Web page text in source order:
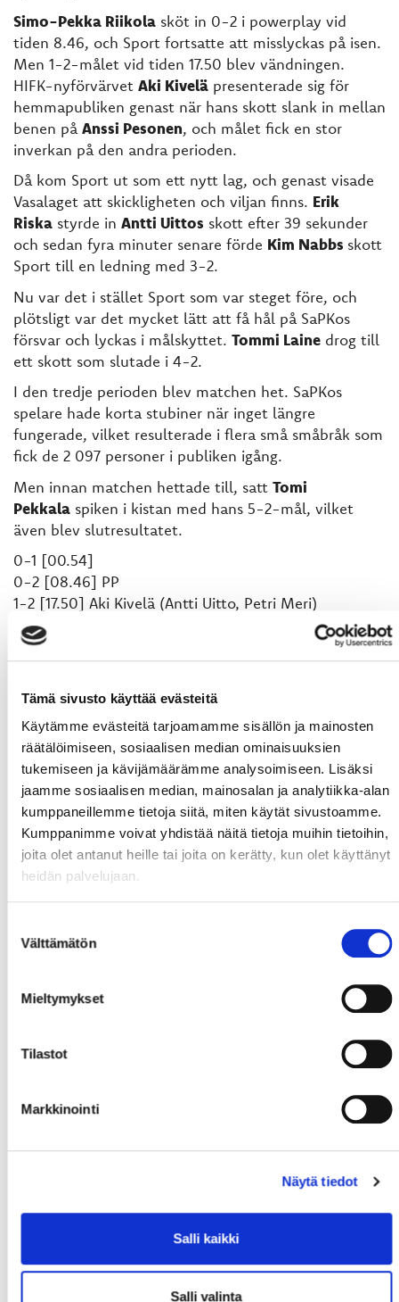
Tämä sivusto käyttää evästeitä
Käytämme evästeitä tarjoamamme sisällön ja mainosten
räätälöimiseen, sosiaalisen median ominaisuuksien
tukemiseen ja kävijämäärämme analysoimiseen. Lisäksi
jaamme sosiaalisen median, mainosalan ja analytiikka-alan
kumppaneillemme tietoja siitä, miten käytät sivustoamme.
Kumppanimme voivat yhdistää näitä tietoja muihin tietoihin,
joita olet antanut heille tai joita on kerätty, kun olet käyttänyt
heidän palvelujaan.
valinta
Välttämätön
Mieltymykset
Tilastot
Markkinointi
Näytä tiedot
Salli kaikki
Salli valinta
Simo-Pekka Riikola sköt in 0-2 i powerplay vid
tiden 8.46, och Sport fortsatte att misslyckas på isen.
Men 1-2-målet vid tiden 17.50 blev vändningen.
HIFK-nyförvärvet Aki Kivelä presenterade sig för
hemmapubliken genast när hans skott slank in mellan
benen på Anssi Pesonen, och målet fick en stor
inverkan på den andra perioden.
Då kom Sport ut som ett nytt lag, och genast visade
Vasalaget att skickligheten och viljan finns. Erik
Riska styrde in Antti Uittos skott efter 39 sekunder
och sedan fyra minuter senare förde Kim Nabbs skott
Sport till en ledning med 3-2.
Nu var det i stället Sport som var steget före, och
plötsligt var det mycket lätt att få hål på SaPKos
försvar och lyckas i målskyttet. Tommi Laine drog till
ett skott som slutade i 4-2.
I den tredje perioden blev matchen het. SaPKos
spelare hade korta stubiner när inget längre
fungerade, vilket resulterade i flera små småbråk som
fick de 2 097 personer i publiken igång.
Men innan matchen hettade till, satt Tomi
Pekkala spiken i kistan med hans 5-2-mål, vilket
även blev slutresultatet.
0-1 [00.54]
0-2 [08.46] PP
1-2 [17.50] Aki Kivelä (Antti Uitto, Petri Meri)
2-2 [20.39] Erik Riska (Antti Uitto, Markus Piispanen)
3-2 [25.01] Kim Nabb (Toni Jalo, Tomi Pekkala)
4-2 [35.22] Tommi Laine (Matti-Pekka Pelkonen, Ari
5-2 [41.02] Tomi Pekkala (Kim Nabb, Toni Jalo)
Sport Jonathan Iilahti 10+4+11= 25 räddningar
SaPKo Anssi Pesonen 9+6+13= 28 räddningar
Text: Tobias Snellman